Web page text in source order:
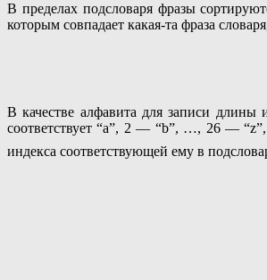
В пределах подсловаря фразы
которым совпадает какая-та фраза
В качестве алфавита для записи длины
соответствует “a”, 2 — “b”, …, 26 —
индекса соответствующей ему в